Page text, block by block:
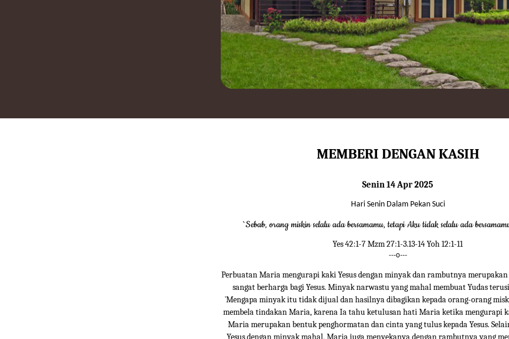
MEMBERI DENGAN KASIH
Senin 14 Apr 2025
Hari Senin Dalam Pekan Suci
`Sebab, orang miskin selalu ada bersamamu, tetapi Aku tidak selalu ada
Yes 42:1-7 Mzm 27:1-3.13-14 Yoh 12:1-11
---o---
Perbuatan Maria mengurapi kaki Yesus dengan minyak dan rambutnya merupakan
sangat berharga bagi Yesus. Minyak narwastu yang mahal membuat Yudas
`Mengapa minyak itu tidak dijual dan hasilnya dibagikan kepada orang-orang
membela tindakan Maria, karena Ia tahu ketulusan hati Maria ketika mengurapi
Maria merupakan bentuk penghormatan dan cinta yang tulus kepada Yesus.